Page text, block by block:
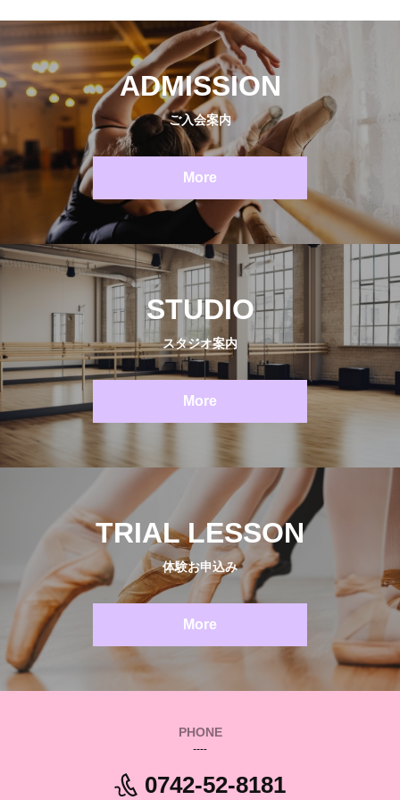
ADMISSION
ご入会案内
More
STUDIO
スタジオ案内
More
TRIAL LESSON
体験お申込み
More
PHONE
0742-52-8181